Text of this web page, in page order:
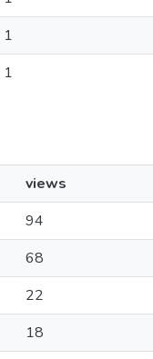
1
1
views
94
68
22
18